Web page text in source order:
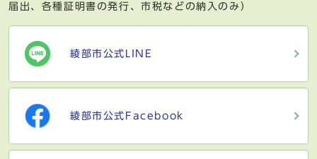
届出、各種証明書の発行、市税などの納入のみ）
綾部市公式LINE
綾部市公式Facebook